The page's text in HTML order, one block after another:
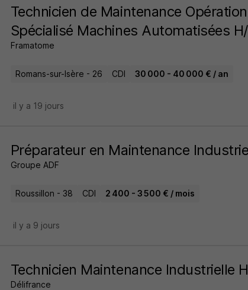
Technicien de Maintenance
Spécialisé Machines Automatisées
Framatome
Romans-sur-Isère - 26 CDI 30 000 - 40 000 € / an
il y a 19 jours
Préparateur en Maintenance
Groupe ADF
Roussillon - 38 CDI 2 400 - 3 500 € / mois
il y a 9 jours
Technicien Maintenance Industrielle
Délifrance